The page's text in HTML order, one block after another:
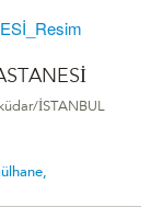
İSTANBUL